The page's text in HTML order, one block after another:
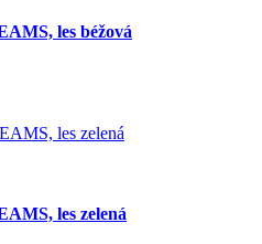
les béžová
les zelená